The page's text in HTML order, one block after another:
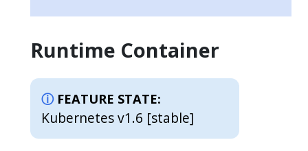
Runtime Container
FEATURE STATE:
Kubernetes v1.6 [stable]